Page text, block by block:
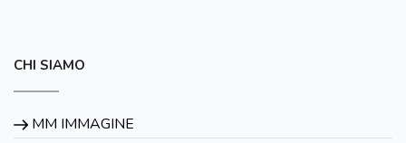
CHI SIAMO
MM IMMAGINE